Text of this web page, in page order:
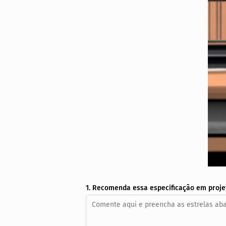
1. Recomenda essa especificação em